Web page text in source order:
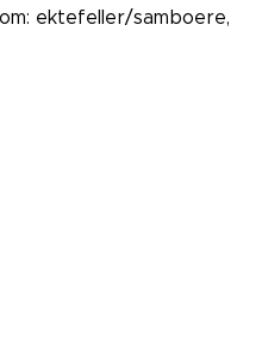
ektefeller/samboere,